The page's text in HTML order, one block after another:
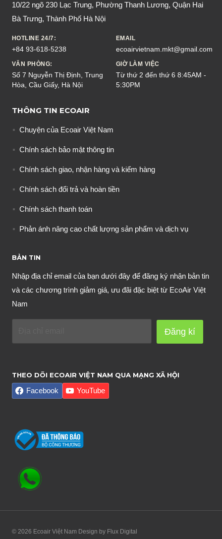
10/22 ngõ 230 Lạc Trung, Phường Thanh Lương, Quận Hai
Bà Trưng, Thành Phố Hà Nội
HOTLINE 24/7:
+84 93-618-5238
EMAIL
ecoairvietnam.mkt@gmail.com
VĂN PHÒNG:
Số 7 Nguyễn Thị Định, Trung
Hòa, Cầu Giấy, Hà Nội
GIỜ LÀM VIỆC
Từ thứ 2 đến thứ 6 8:45AM -
5:30PM
THÔNG TIN ECOAIR
Chuyện của Ecoair Việt Nam
Chính sách bảo mật thông tin
Chính sách giao, nhận hàng và kiểm hàng
Chính sách đổi trả và hoàn tiền
Chính sách thanh toán
Phản ánh nâng cao chất lượng sản phẩm và dịch vụ
BẢN TIN
Nhập địa chỉ email của bạn dưới đây để đăng ký nhận bản tin
và các chương trình giảm giá, ưu đãi đặc biệt từ EcoAir Việt
Nam
Đăng kí
THEO DÕI ECOAIR VIỆT NAM QUA MẠNG XÃ HỘI
Facebook YouTube
© 2026 Ecoair Việt Nam Design by Flux Digital